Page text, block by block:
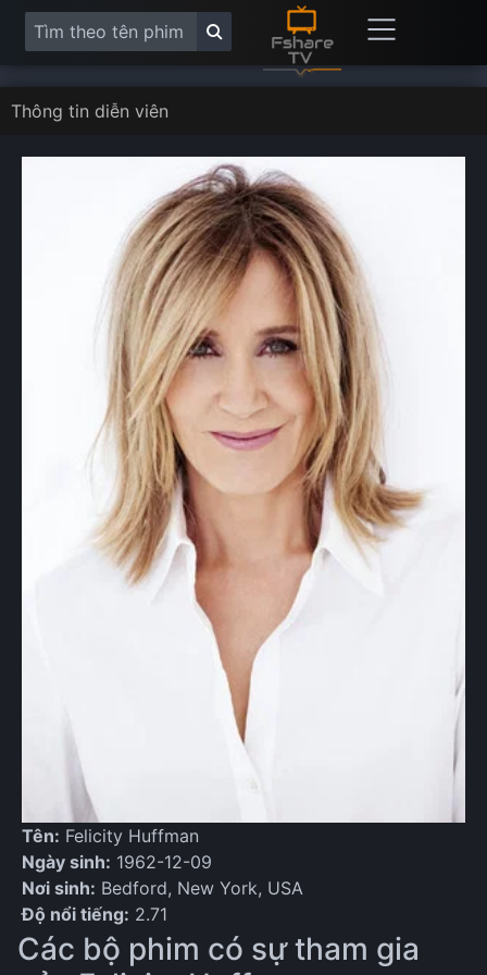
Thông tin diễn viên
Tên: Felicity Huffman
Ngày sinh: 1962-12-09
Nơi sinh: Bedford, New York, USA
Độ nổi tiếng: 2.71
Các bộ phim có sự tham gia